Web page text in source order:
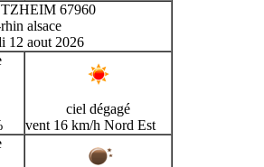
67960
alsace
12 aout 2026
ciel dégagé
vent 16 km/h Nord Est